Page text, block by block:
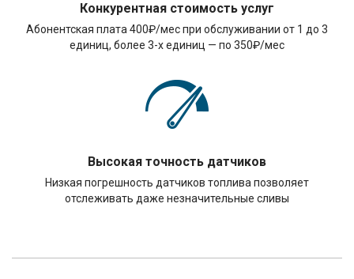
Конкурентная стоимость услуг
Абонентская плата 400₽/мес при обслуживании от 1 до 3
единиц, более 3-х единиц — по 350₽/мес
Высокая точность датчиков
Низкая погрешность датчиков топлива позволяет
отслеживать даже незначительные сливы